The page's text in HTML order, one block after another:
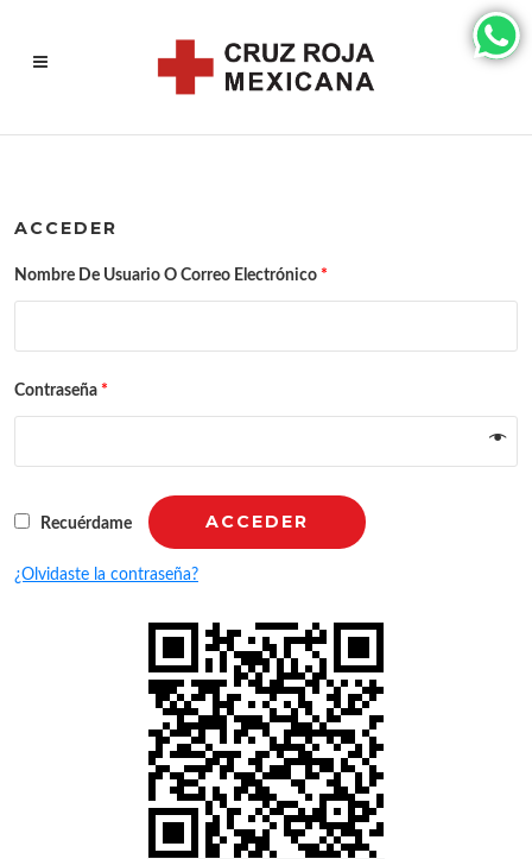
ACCEDER
Nombre De Usuario O Correo Electrónico *
Contraseña *
Recuérdame ACCEDER
¿Olvidaste la contraseña?